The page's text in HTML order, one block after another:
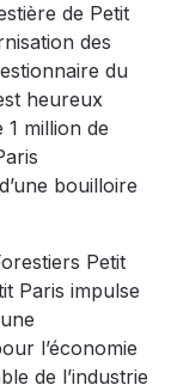
de Petit
des
du
heureux
1 million de
bouilloire
Petit
Paris impulse
l’économie
de l’industrie